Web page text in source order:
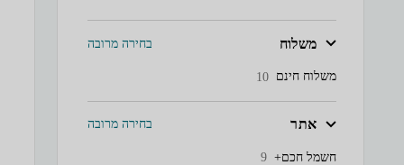
משלוח בחירה מרובה
משלוח חינם 10
אתר בחירה מרובה
חשמל חכם+ 9